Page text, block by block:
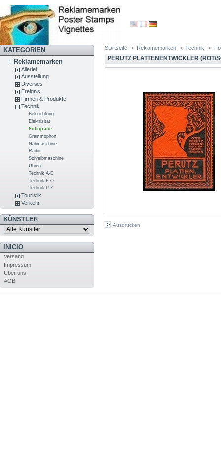
KATEGORIEN
Reklamemarken
Allerlei
Ausstellung
Diverses
Ereignis
Firmen & Produkte
Technik
Beleuchtung
Elektrizität
Fotografie
Grammophon
Nähmaschine
Radio
Schreibmaschine
Uhren
Technik A-E
Technik F-O
Technik P-Z
Touristik
Verkehr
KÜNSTLER
INICIO
Versand
Impressum
Über uns
AGB
Startseite > Reklamemarken > Technik >
PERUTZ PLATTENENTWICKLER (ROT/
Ausdrucken